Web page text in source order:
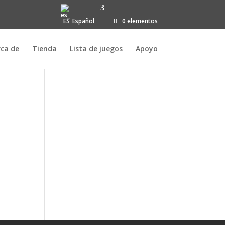
Español 0 elementos
de Tienda Lista de juegos Apoyo